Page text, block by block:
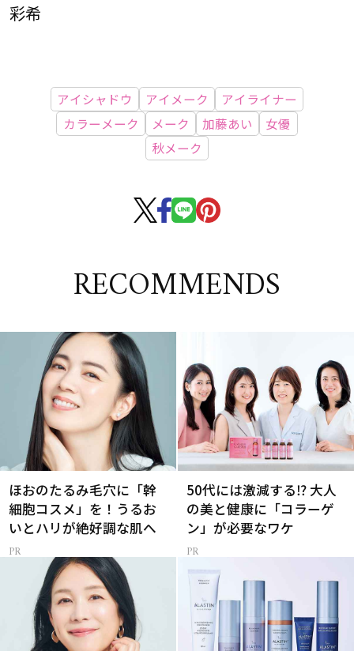
彩希
アイシャドウ アイメーク
アイライナー
カラーメーク
メーク 加藤あい
女優
秋メーク
RECOMMENDS
ほおのたるみ毛穴に「幹
細胞コスメ」を！うるお
いとハリが絶好調な肌へ
50代には激減する⁉ 大人
の美と健康に「コラーゲ
ン」が必要なワケ